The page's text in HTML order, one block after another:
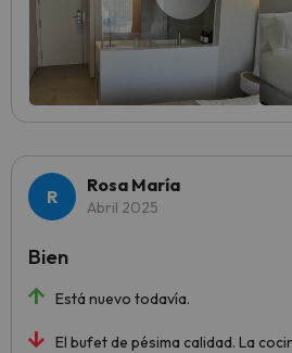
Rosa María
Abril 2025
Está nuevo todavía.
El bufet de pésima calidad. La
Bien